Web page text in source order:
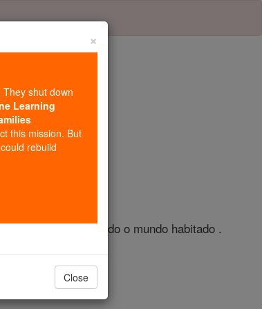
ser feitas de todo o mundo habitado .
×
shut down
Learning
this mission. But
rebuild
Close